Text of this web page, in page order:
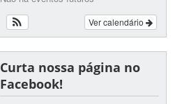
Ver calendário
Curta nossa página no
Facebook!